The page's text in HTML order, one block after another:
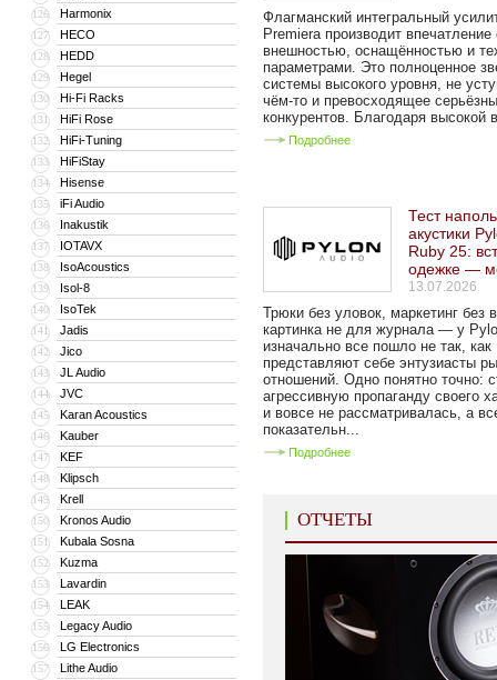
126 Harmonix
127 HECO
128 HEDD
129 Hegel
130 Hi-Fi Racks
131 HiFi Rose
132 HiFi-Tuning
133 HiFiStay
134 Hisense
135 iFi Audio
136 Inakustik
137 IOTAVX
138 IsoAcoustics
139 Isol-8
140 IsoTek
141 Jadis
142 Jico
143 JL Audio
144 JVC
145 Karan Acoustics
146 Kauber
147 KEF
148 Klipsch
149 Krell
150 Kronos Audio
151 Kubala Sosna
152 Kuzma
153 Lavardin
154 LEAK
155 Legacy Audio
156 LG Electronics
157 Lithe Audio
Флагманский интегральный
Premiera производит впечатление
внешностью, оснащённостью и
параметрами. Это полноценное
системы высокого уровня, не
чём-то и превосходящее
конкурентов. Благодаря высокой
Подробнее
Тест
акустики
Ruby 25:
одежке —
13.07.2026
Трюки без уловок, маркетинг без
картинка не для журнала — у
изначально все пошло не так, как
представляют себе энтузиасты
отношений. Одно понятно точно:
агрессивную пропаганду своего
и вовсе не рассматривалась, а
показательн...
Подробнее
ОТЧЕТЫ